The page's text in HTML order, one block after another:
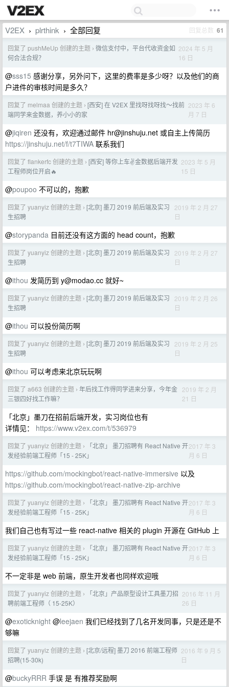
V2EX › plrthink › 全部回复 回复总数 61
回复了 pushMeUp 创建的主题 › 微信支付中，平台代收资金如
何合法合规？
2024 年 5 月
16 日
@sss15 感谢分享，另外问下，这里的费率是多少呀？以及他们的商
户进件的审核时间是多久？
回复了 melmaa 创建的主题 › [西安] 在 V2EX 里找呀找呀找～找前
端同学来金数据，养小小的家
2023 年 6
月 7 日
@jiqiren 还没有，欢迎通过邮件 hr@jinshuju.net 或自主上传简历
https://jinshuju.net/f/t7TIWA 联系我们
回复了 flankerfc 创建的主题 › [西安] 等你上车✌️金数据后端开发
工程师岗位开启🔥
2023 年 5 月
15 日
@poupoo 不可以的，抱歉
回复了 yuanyiz 创建的主题 › [北京] 墨刀 2019 前后端及实习
生招聘
2019 年 2 月 27
日
@storypanda 目前还没有这方面的 head count，抱歉
回复了 yuanyiz 创建的主题 › [北京] 墨刀 2019 前后端及实习
生招聘
2019 年 2 月 27
日
@ithou 发简历到 y@modao.cc 就好~
回复了 yuanyiz 创建的主题 › [北京] 墨刀 2019 前后端及实习
生招聘
2019 年 2 月 26
日
@ithou 可以投份简历啊
回复了 yuanyiz 创建的主题 › [北京] 墨刀 2019 前后端及实习
生招聘
2019 年 2 月 25
日
@ithou 可以考虑来北京玩玩啊
回复了 a663 创建的主题 › 年后找工作得同学进来分享，今年金
三银四好找工作嘛？
2019 年 2 月
21 日
「北京」墨刀在招前后端开发，实习岗位也有
详情见： https://www.v2ex.com/t/536979
回复了 yuanyiz 创建的主题 ›
「北京」 墨刀招聘有 React Native 开
发经验前端工程师「15 - 25K」
2017 年 3
月 6 日
https://github.com/mockingbot/react-native-immersive 以及
https://github.com/mockingbot/react-native-zip-archive
回复了 yuanyiz 创建的主题 ›
「北京」 墨刀招聘有 React Native 开
发经验前端工程师「15 - 25K」
2017 年 3
月 6 日
我们自己也有写过一些 react-native 相关的 plugin 开源在 GitHub 上
回复了 yuanyiz 创建的主题 ›
「北京」 墨刀招聘有 React Native 开
发经验前端工程师「15 - 25K」
2017 年 3
月 6 日
不一定非是 web 前端，原生开发者也同样欢迎哦
回复了 yuanyiz 创建的主题 ›
「北京」产品原型设计工具墨刀招
聘前端工程师（ 15-25K）
2016 年 11 月
26 日
@exoticknight @leejaen 我们已经找到了几名开发同事，只是还是不
够嘛
回复了 yuanyiz 创建的主题 › [北京/远程] 墨刀 2016 前端工程师
招聘(15-30k)
2016 年 9 月 5
日
@buckyRRR 手误 是 有推荐奖励啊